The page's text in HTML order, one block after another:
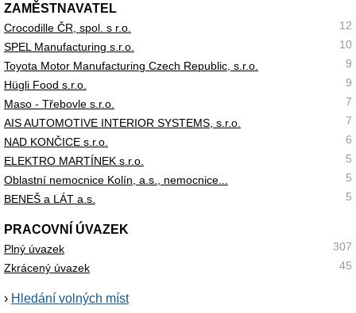
ZAMĚSTNAVATEL
Crocodille ČR, spol. s r.o.
12
SPEL Manufacturing s.r.o.
10
Toyota Motor Manufacturing Czech Republic, s.r.o.
9
Hügli Food s.r.o.
9
Maso - Třebovle s.r.o.
7
AIS AUTOMOTIVE INTERIOR SYSTEMS, s.r.o.
7
NAD KONČICE s.r.o.
6
ELEKTRO MARTÍNEK s.r.o.
5
Oblastní nemocnice Kolín, a.s., nemocnice...
5
BENEŠ a LÁT a.s.
5
PRACOVNÍ ÚVAZEK
Plný úvazek
307
Zkrácený úvazek
45
› Hledání volných míst